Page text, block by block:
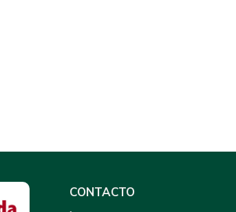
CONTACTO